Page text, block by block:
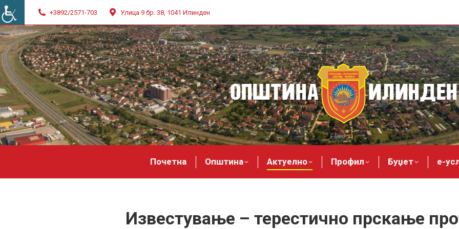
+3892/2571-703 Улица 9 бр. 38, 1041 Илинден
Почетна Општина Актуелно Профил Буџет е-
Известување – терестично прскање